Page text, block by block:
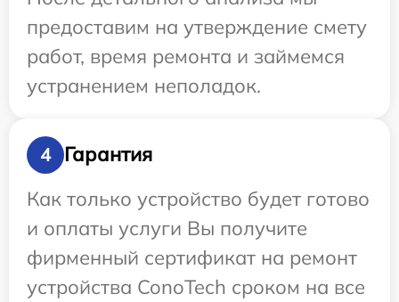
предоставим на утверждение смету
работ, время ремонта и займемся
устранением неполадок.
4
Гарантия
Как только устройство будет готово
и оплаты услуги Вы получите
фирменный сертификат на ремонт
устройства ConoTech сроком на все